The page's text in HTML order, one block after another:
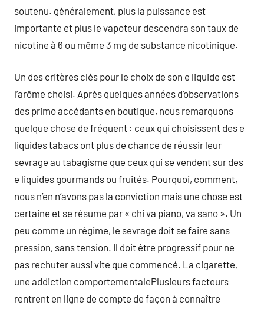
soutenu. généralement, plus la puissance est
importante et plus le vapoteur descendra son taux de
nicotine à 6 ou même 3 mg de substance nicotinique.
Un des critères clés pour le choix de son e liquide est
l’arôme choisi. Après quelques années d’observations
des primo accédants en boutique, nous remarquons
quelque chose de fréquent : ceux qui choisissent des e
liquides tabacs ont plus de chance de réussir leur
sevrage au tabagisme que ceux qui se vendent sur des
e liquides gourmands ou fruités. Pourquoi, comment,
nous n’en n’avons pas la conviction mais une chose est
certaine et se résume par « chi va piano, va sano ». Un
peu comme un régime, le sevrage doit se faire sans
pression, sans tension. Il doit être progressif pour ne
pas rechuter aussi vite que commencé. La cigarette,
une addiction comportementalePlusieurs facteurs
rentrent en ligne de compte de façon à connaître